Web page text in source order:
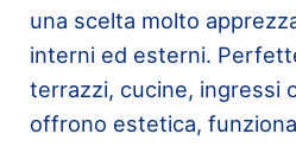
una scelta molto
interni ed esterni.
terrazzi, cucine, ingressi
offrono estetica,